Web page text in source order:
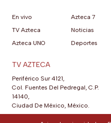
En vivo
TV Azteca
Azteca UNO
Azteca 7
Noticias
Deportes
TV AZTECA
Periférico Sur 4121,
Col. Fuentes Del Pedregal, C.P.
14140,
Ciudad De México, México.